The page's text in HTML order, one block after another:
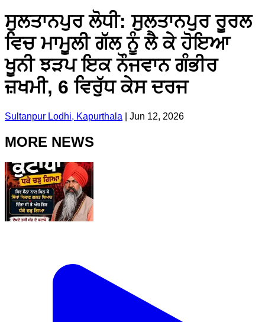
ਸੁਲਤਾਨਪੁਰ ਲੋਧੀ: ਸੁਲਤਾਨਪੁਰ ਰੂਰਲ
ਵਿਚ ਮਾਮੂਲੀ ਗੱਲ ਨੂੰ ਲੈ ਕੇ ਹੋਇਆ
ਖੂਨੀ ਝੜਪ ਇਕ ਨੌਜਵਾਨ ਗੰਭੀਰ
ਜ਼ਖਮੀ, 6 ਵਿਰੁੱਧ ਕੇਸ ਦਰਜ
Sultanpur Lodhi, Kapurthala Jun 12, 2026
MORE NEWS